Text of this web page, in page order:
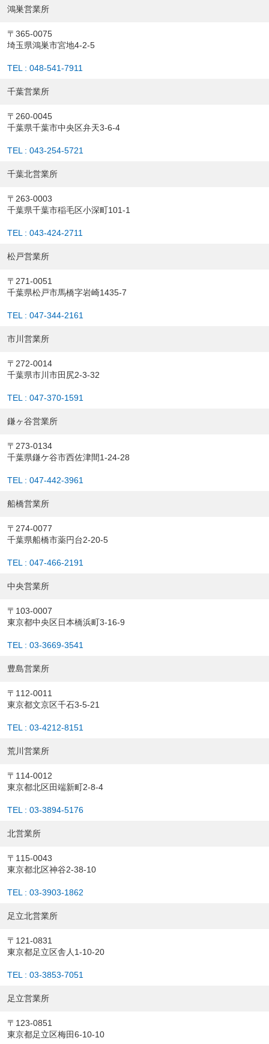
鴻巣営業所
〒365-0075
埼玉県鴻巣市宮地4-2-5
TEL : 048-541-7911
千葉営業所
〒260-0045
千葉県千葉市中央区弁天3-6-4
TEL : 043-254-5721
千葉北営業所
〒263-0003
千葉県千葉市稲毛区小深町101-1
TEL : 043-424-2711
松戸営業所
〒271-0051
千葉県松戸市馬橋字岩崎1435-7
TEL : 047-344-2161
市川営業所
〒272-0014
千葉県市川市田尻2-3-32
TEL : 047-370-1591
鎌ヶ谷営業所
〒273-0134
千葉県鎌ケ谷市西佐津間1-24-28
TEL : 047-442-3961
船橋営業所
〒274-0077
千葉県船橋市薬円台2-20-5
TEL : 047-466-2191
中央営業所
〒103-0007
東京都中央区日本橋浜町3-16-9
TEL : 03-3669-3541
豊島営業所
〒112-0011
東京都文京区千石3-5-21
TEL : 03-4212-8151
荒川営業所
〒114-0012
東京都北区田端新町2-8-4
TEL : 03-3894-5176
北営業所
〒115-0043
東京都北区神谷2-38-10
TEL : 03-3903-1862
足立北営業所
〒121-0831
東京都足立区舎人1-10-20
TEL : 03-3853-7051
足立営業所
〒123-0851
東京都足立区梅田6-10-10